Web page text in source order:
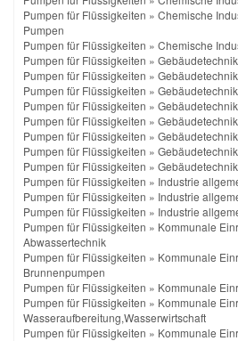
Pumpen für Flüssigkeiten » Chemische
Pumpen
Pumpen für Flüssigkeiten » Chemische
Pumpen für Flüssigkeiten » Gebäudetechnik
Pumpen für Flüssigkeiten » Gebäudetechnik
Pumpen für Flüssigkeiten » Gebäudetechnik
Pumpen für Flüssigkeiten » Gebäudetechnik
Pumpen für Flüssigkeiten » Gebäudetechnik
Pumpen für Flüssigkeiten » Gebäudetechnik
Pumpen für Flüssigkeiten » Gebäudetechnik
Pumpen für Flüssigkeiten » Gebäudetechnik
Pumpen für Flüssigkeiten » Industrie
Pumpen für Flüssigkeiten » Industrie
Pumpen für Flüssigkeiten » Industrie
Pumpen für Flüssigkeiten » Kommunale
Abwassertechnik
Pumpen für Flüssigkeiten » Kommunale
Brunnenpumpen
Pumpen für Flüssigkeiten » Kommunale
Pumpen für Flüssigkeiten » Kommunale
Wasseraufbereitung,Wasserwirtschaft
Pumpen für Flüssigkeiten » Kommunale